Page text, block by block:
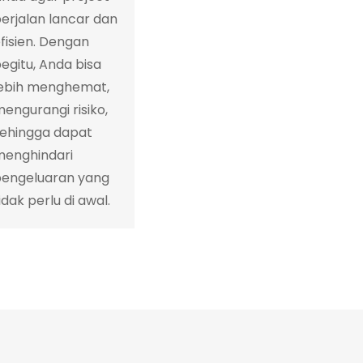
lancar dan
Dengan
Anda bisa
menghemat,
risiko,
dapat
yang
perlu di awal.